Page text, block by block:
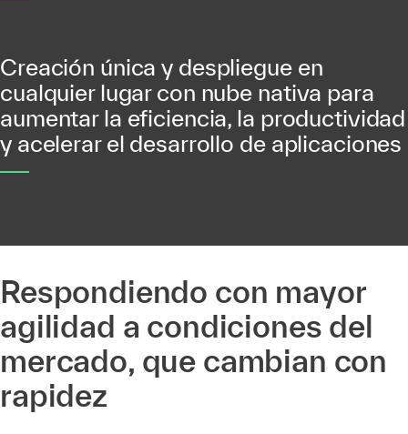
Creación única y despliegue en
cualquier lugar con nube nativa para
aumentar la eficiencia, la productividad
y acelerar el desarrollo de aplicaciones
Respondiendo con mayor
agilidad a condiciones del
mercado, que cambian con
rapidez